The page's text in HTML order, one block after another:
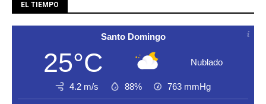
EL TIEMPO
Santo Domingo
25°C Nublado
4.2 m/s 88% 763 mmHg